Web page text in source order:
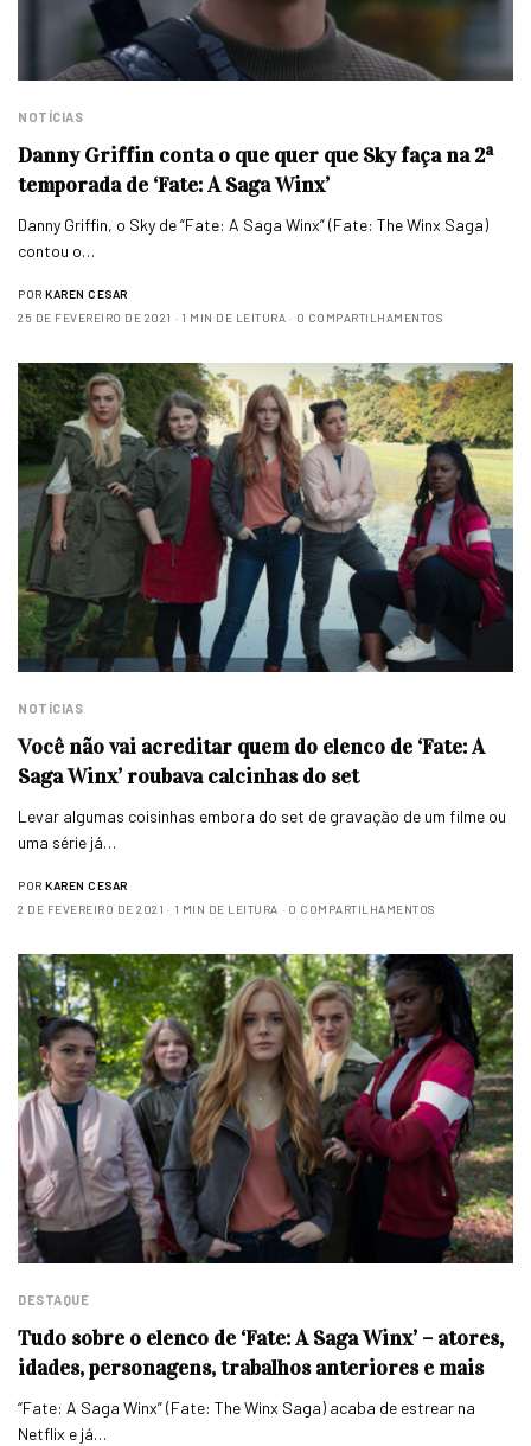
NOTÍCIAS
Danny Griffin conta o que quer que Sky faça na 2ª
temporada de ‘Fate: A Saga Winx’
Danny Griffin, o Sky de “Fate: A Saga Winx” (Fate: The Winx Saga)
contou o…
POR KAREN CESAR
25 DE FEVEREIRO DE 2021
1 MIN DE LEITURA 0 COMPARTILHAMENTOS
NOTÍCIAS
Você não vai acreditar quem do elenco de ‘Fate: A
Saga Winx’ roubava calcinhas do set
Levar algumas coisinhas embora do set de gravação de um filme ou
uma série já…
POR KAREN CESAR
2 DE FEVEREIRO DE 2021
1 MIN DE LEITURA 0 COMPARTILHAMENTOS
DESTAQUE
Tudo sobre o elenco de ‘Fate: A Saga Winx’ – atores,
idades, personagens, trabalhos anteriores e mais
“Fate: A Saga Winx” (Fate: The Winx Saga) acaba de estrear na
Netflix e já…